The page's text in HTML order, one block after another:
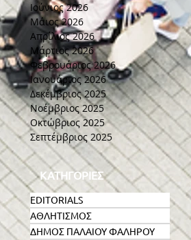
Ιούνιος 2026
Μάιος 2026
Απρίλιος 2026
Μάρτιος 2026
Φεβρουάριος 2026
Ιανουάριος 2026
Δεκέμβριος 2025
Νοέμβριος 2025
Οκτώβριος 2025
Σεπτέμβριος 2025
ΚΑΤΗΓΟΡΙΕΣ
EDITORIALS
ΑΘΛΗΤΙΣΜΟΣ
ΔΗΜΟΣ ΠΑΛΑΙΟΥ ΦΑΛΗΡΟΥ